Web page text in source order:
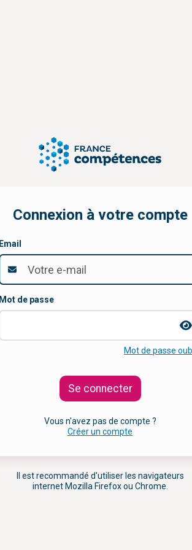
Connexion à votre compte
Email
Mot de passe
Mot de passe
Se connecter
Vous n'avez pas de compte ?
Créer un compte
Il est recommandé d'utiliser les navigateurs
internet Mozilla Firefox ou Chrome.